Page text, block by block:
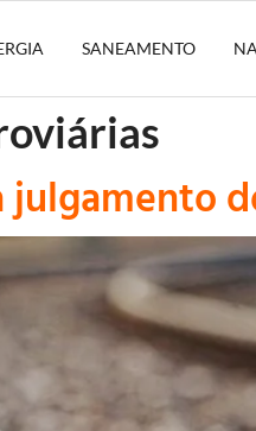
SANEAMENTO
julgamento